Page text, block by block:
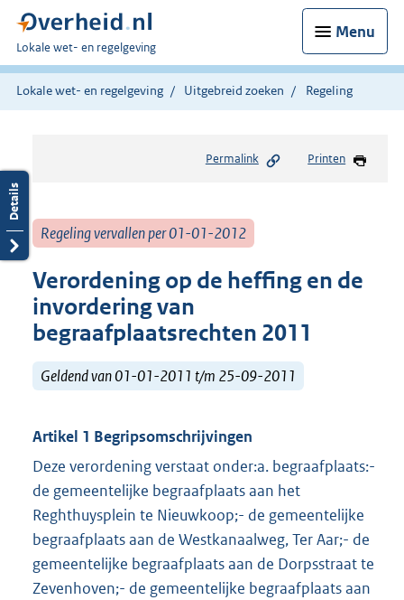
Menu
U
bent
hier:
Lokale wet- en regelgeving
Lokale wet- en regelgeving Uitgebreid zoeken Regeling
Permalink Printen
Regeling vervallen per 01-01-2012
Verordening op de heffing en de
invordering van
begraafplaatsrechten 2011
Geldend van 01-01-2011 t/m 25-09-2011
Artikel 1 Begripsomschrijvingen
Deze verordening verstaat onder:a. begraafplaats:-
de gemeentelijke begraafplaats aan het
Reghthuysplein te Nieuwkoop;- de gemeentelijke
begraafplaats aan de Westkanaalweg, Ter Aar;- de
gemeentelijke begraafplaats aan de Dorpsstraat te
Zevenhoven;- de gemeentelijke begraafplaats aan